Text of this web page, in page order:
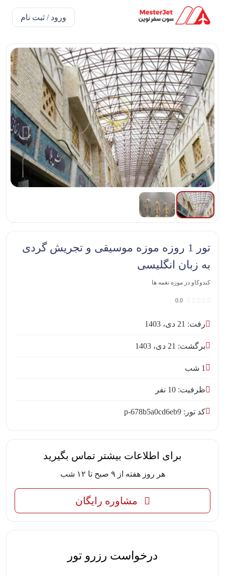
ورود / ثبت نام
تور 1 روزه موزه موسیقی و تجریش گردی
به زبان انگلیسی
کندوکاو در موزه نغمه ها
0.0
رفت: 21 دی، 1403
برگشت: 21 دی، 1403
1 شب
ظرفیت: 10 نفر
کد تور: p-678b5a0cd6eb9
برای اطلاعات بیشتر تماس بگیرید
هر روز هفته از ۹ صبح تا ۱۲ شب
مشاوره رایگان
درخواست رزرو تور